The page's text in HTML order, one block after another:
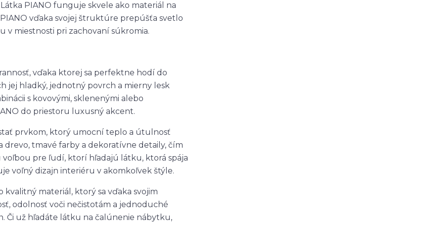
PIANO funguje skvele ako materiál na
vďaka svojej štruktúre prepúšťa svetlo
v miestnosti pri zachovaní súkromia.
vďaka ktorej sa perfektne hodí do
jej hladký, jednotný povrch a mierny lesk
s kovovými, sklenenými alebo
do priestoru luxusný akcent.
prvkom, ktorý umocní teplo a útulnosť
tmavé farby a dekoratívne detaily, čím
pre ľudí, ktorí hľadajú látku, ktorá spája
voľný dizajn interiéru v akomkoľvek štýle.
materiál, ktorý sa vďaka svojim
odolnosť voči nečistotám a jednoduché
Či už hľadáte látku na čalúnenie nábytku,